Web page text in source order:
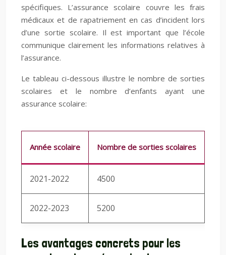
spécifiques. L’assurance scolaire couvre les frais
médicaux et de rapatriement en cas d’incident lors
d’une sortie scolaire. Il est important que l’école
communique clairement les informations relatives à
l’assurance.
Le tableau ci-dessous illustre le nombre de sorties
scolaires et le nombre d’enfants ayant une
assurance scolaire:
Année scolaire Nombre de sorties scolaires
2021-2022 4500
2022-2023 5200
Les avantages concrets pour les